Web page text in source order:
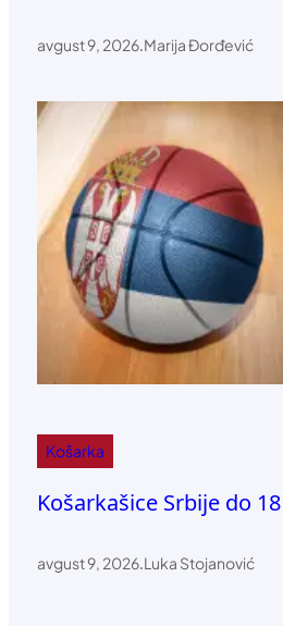
avgust 9, 2026.Marija Đorđević
Košarka
Košarkašice Srbije do
avgust 9, 2026.Luka Stojanović